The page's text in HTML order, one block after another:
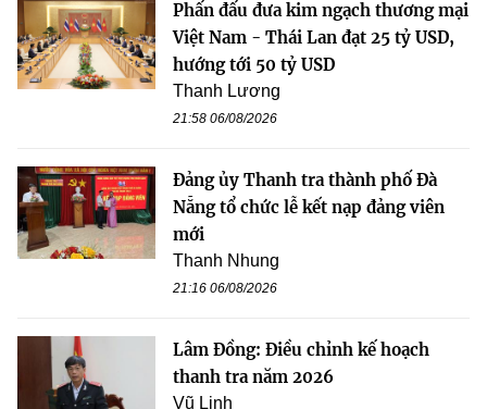
Phấn đấu đưa kim ngạch thương mại
Việt Nam - Thái Lan đạt 25 tỷ USD,
hướng tới 50 tỷ USD
Thanh Lương
21:58 06/08/2026
Đảng ủy Thanh tra thành phố Đà
Nẵng tổ chức lễ kết nạp đảng viên
mới
Thanh Nhung
21:16 06/08/2026
Lâm Đồng: Điều chỉnh kế hoạch
thanh tra năm 2026
Vũ Linh